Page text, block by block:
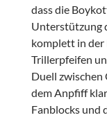
dass die
Unterstützung
komplett in
Trillerpfeifen
Duell zwischen
dem Anpfiff
Fanblocks und